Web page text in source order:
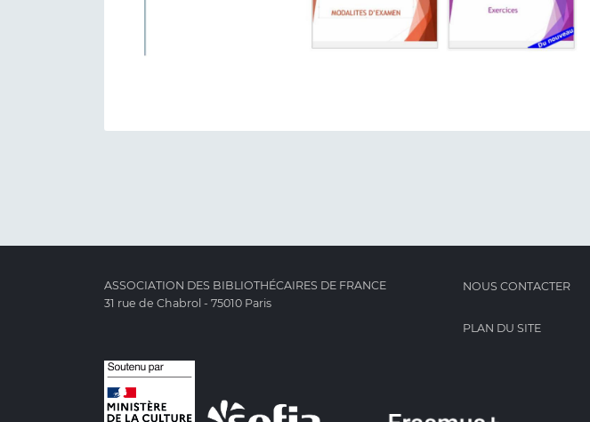
ASSOCIATION DES BIBLIOTHÉCAIRES DE FRANCE
31 rue de Chabrol - 75010 Paris
NOUS CONTACTER
PLAN DU SITE